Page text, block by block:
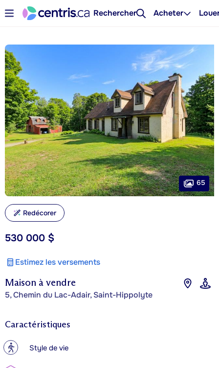
Rechercher Acheter
Maison à vendre
5, Chemin du Lac-Adair, Saint-Hippolyte
530 000 $
Estimez les versements
65
Redécorer
Caractéristiques
? Style de vie